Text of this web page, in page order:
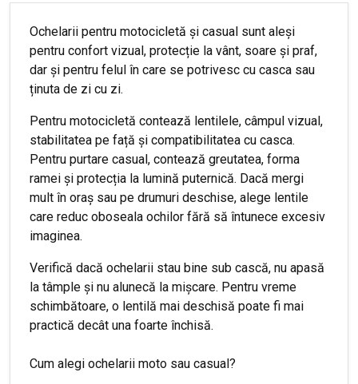
Ochelarii pentru motocicletă și casual sunt aleși
pentru confort vizual, protecție la vânt, soare și praf,
dar și pentru felul în care se potrivesc cu casca sau
ținuta de zi cu zi.
Pentru motocicletă contează lentilele, câmpul vizual,
stabilitatea pe față și compatibilitatea cu casca.
Pentru purtare casual, contează greutatea, forma
ramei și protecția la lumină puternică. Dacă mergi
mult în oraș sau pe drumuri deschise, alege lentile
care reduc oboseala ochilor fără să întunece excesiv
imaginea.
Verifică dacă ochelarii stau bine sub cască, nu apasă
la tâmple și nu alunecă la mișcare. Pentru vreme
schimbătoare, o lentilă mai deschisă poate fi mai
practică decât una foarte închisă.
Cum alegi ochelarii moto sau casual?